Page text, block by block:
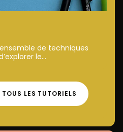
de techniques
le...
LES TUTORIELS